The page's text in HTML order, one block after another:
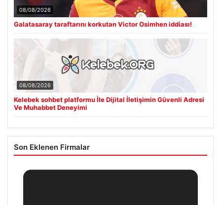
08/08/2026
Galatasaray taraftarını korkutan Victor Osimhen iddiası!
08/08/2026
Kelebek sohbet platformu İle Dijital İletişimin Güvenli Adresi
Ve Muhabbet Deneyimi
Son Eklenen Firmalar